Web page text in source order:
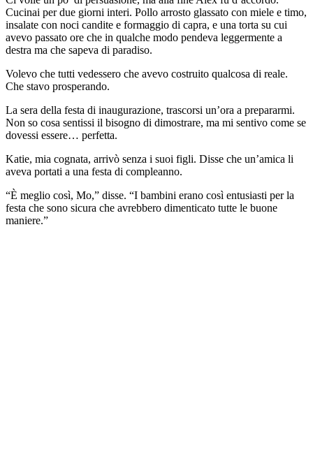
Cucinai per due giorni interi. Pollo arrosto glassato con miele e timo,
insalate con noci candite e formaggio di capra, e una torta su cui
avevo passato ore che in qualche modo pendeva leggermente a
destra ma che sapeva di paradiso.
Volevo che tutti vedessero che avevo costruito qualcosa di reale.
Che stavo prosperando.
La sera della festa di inaugurazione, trascorsi un’ora a prepararmi.
Non so cosa sentissi il bisogno di dimostrare, ma mi sentivo come se
dovessi essere… perfetta.
Katie, mia cognata, arrivò senza i suoi figli. Disse che un’amica li
aveva portati a una festa di compleanno.
“È meglio così, Mo,” disse. “I bambini erano così entusiasti per la
festa che sono sicura che avrebbero dimenticato tutte le buone
maniere.”